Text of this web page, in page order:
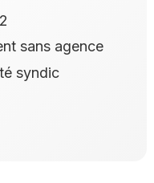
sans agence
syndic